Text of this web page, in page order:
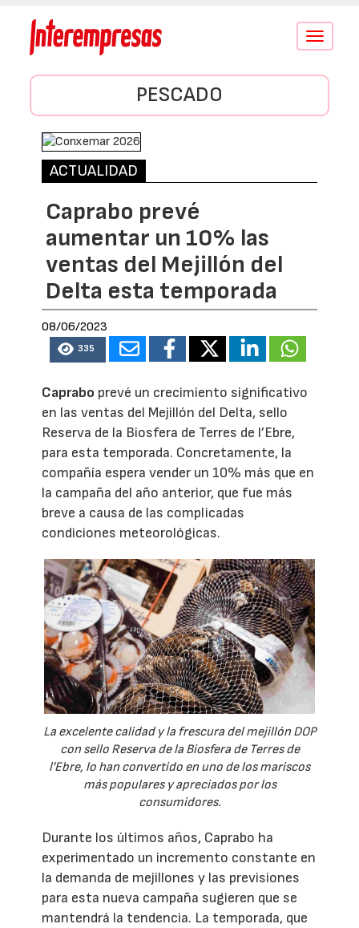
Conmutar
PESCADO
ACTUALIDAD
Caprabo prevé
aumentar un 10% las
ventas del Mejillón del
Delta esta temporada
08/06/2023
335
Caprabo prevé un crecimiento significativo
en las ventas del Mejillón del Delta, sello
Reserva de la Biosfera de Terres de l’Ebre,
para esta temporada. Concretamente, la
compañía espera vender un 10% más que en
la campaña del año anterior, que fue más
breve a causa de las complicadas
condiciones meteorológicas.
La excelente calidad y la frescura del mejillón DOP
con sello Reserva de la Biosfera de Terres de
l'Ebre, lo han convertido en uno de los mariscos
más populares y apreciados por los
consumidores.
Durante los últimos años, Caprabo ha
experimentado un incremento constante en
la demanda de mejillones y las previsiones
para esta nueva campaña sugieren que se
mantendrá la tendencia. La temporada, que